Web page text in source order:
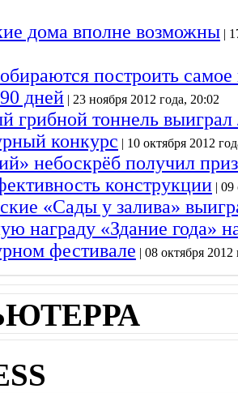
дома вполне возможны |
построить самое
дней | 23 ноября 2012 года, 20:02
грибной тоннель
конкурс | 10 октября 2012
небоскрёб получил
конструкции | 09
«Сады у залива»
награду «Здание года»
фестивале | 08 октября 2012